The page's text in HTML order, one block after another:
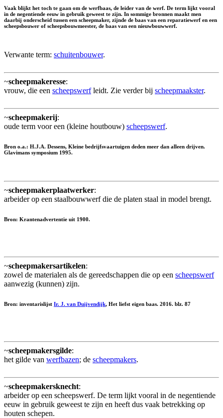
Vaak blijkt het toch te gaan om de werfbaas, de leider van de werf. De term lijkt vooral
in de negentiende eeuw in gebruik geweest te zijn. In sommige bronnen maakt men
daarbij onderscheid tussen een scheepmaker, zijnde de baas van een reparatiewerf en een
scheepsbouwer of scheepsbouwmeester, de baas van een nieuwbouwwerf.
Verwante term: schuitenbouwer.
~scheepmakeresse:
vrouw, die een scheepswerfleidt. Zie verder bij scheepmaakster.
~scheepmakerij:
oude term voor een (kleine houtbouw) scheepswerf.
Bron o.a.: H.J.A. Dessens, Kleine bedrijfsvaartuigen deden meer dan alleen drijven.
Glavimans symposium 1995.
~scheepmakerplaatwerker:
arbeider op een staalbouwwerf die de platen staal in model brengt.
Bron: Krantenadvertentie uit 1900.
~scheepmakersartikelen:
zowel de materialen als de gereedschappen die op een scheepswerf
aanwezig (kunnen) zijn.
Bron: inventarislijst Ir. J. van Duijvendijk, Het liefst eigen baas. 2016. blz. 87
~scheepmakersgilde:
het gilde van werfbazen; de scheepmakers.
~scheepmakersknecht:
arbeider op een scheepswerf. De term lijkt vooral in de negentiende
eeuw in gebruik geweest te zijn en heeft dus vaak betrekking op
houten schepen.